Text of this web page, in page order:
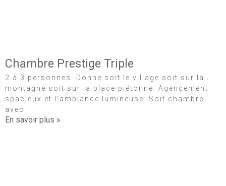
Chambre Prestige Triple
2 à 3 personnes. Donne soit le village soit sur la
montagne soit sur la place piétonne. Agencement
spacieux et l’ambiance lumineuse. Soit chambre
avec
En savoir plus »